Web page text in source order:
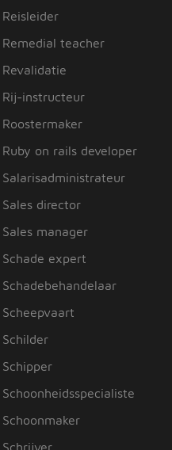
Reisleider
Remedial teacher
Revalidatie
Rij-instructeur
Roostermaker
Ruby on rails developer
Salarisadministrateur
Sales director
Sales manager
Schade expert
Schadebehandelaar
Scheepvaart
Schilder
Schipper
Schoonheidsspecialiste
Schoonmaker
Schrijver